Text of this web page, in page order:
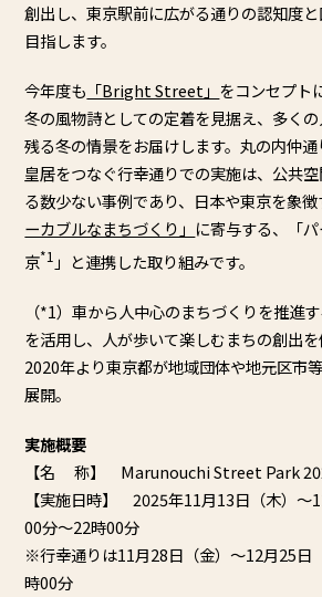
創出し、東京駅前に広がる通りの認知度
目指します。
今年度も 「Bright Street」 をコンセプト
冬の風物詩としての定着を見据え、 多く
残る冬の情景をお届けします。丸の内仲
皇居をつなぐ行幸通りでの実施は、 公共
る数少ない事例であり、 日本や東京を象
ーカブルなまちづくり」 に寄与する、「
京*1 」 と連携した取り組みです。
（*1）車から人中心のまちづくりを推進す
を活用し、
人が歩いて楽しむまちの創出を
2020年より東京都が地域団体や地元区市
展開。
実施概要
【名 称】 Marunouchi Street Park
【実施日時】 2025年11月13日（木）～
00分～22時00分
※行幸通りは11月28日（金）～12月25日（
時00分